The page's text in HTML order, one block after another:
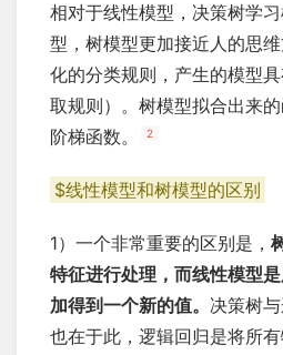
相对于线性模型，决策树学
型，树模型更加接近人的思
化的分类规则，产生的模型
取规则）。树模型拟合出来
阶梯函数。
2
$线性模型和树模型的区别
1）一个非常重要的区别是，
特征进行处理，而线性模型
加得到一个新的值。 决策树
也在于此，逻辑回归是将所